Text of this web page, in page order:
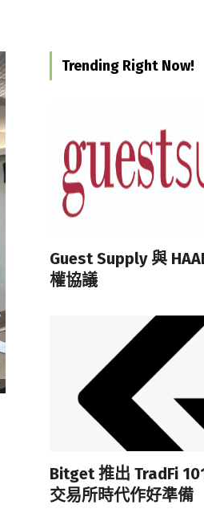
Trending Right Now!
Guest Supply 與
權協議
Bitget 推出 TradFi
交易所時代作好準備